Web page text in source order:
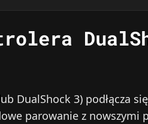
DualShock 3) podłącza
parowanie z nowszymi